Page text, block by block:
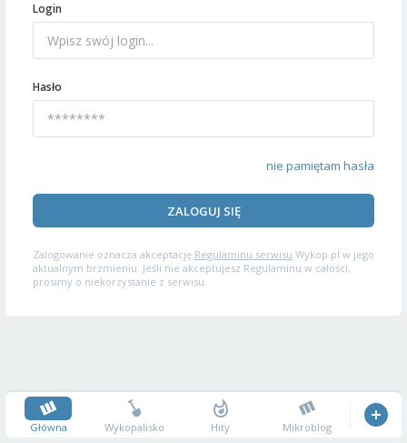
Login
Hasło
nie pamiętam hasła
ZALOGUJ SIĘ
Zalogowanie oznacza akceptację Regulaminu serwisu Wykop.pl w jego
aktualnym brzmieniu. Jeśli nie akceptujesz Regulaminu w całości,
prosimy o niekorzystanie z serwisu.
Główna Wykopalisko Hity Mikroblog